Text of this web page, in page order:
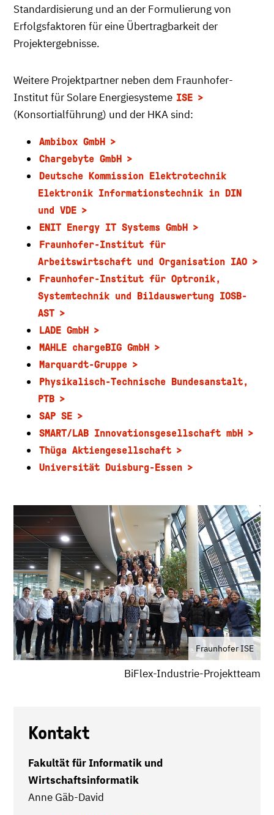
Standardisierung und an der Formulierung von
Erfolgsfaktoren für eine Übertragbarkeit der
Projektergebnisse.
Weitere Projektpartner neben dem Fraunhofer-
Institut für Solare Energiesysteme ISE
(Konsortialführung) und der HKA sind:
Ambibox GmbH
Chargebyte GmbH
Deutsche Kommission Elektrotechnik
Elektronik Informationstechnik in DIN
und VDE
ENIT Energy IT Systems GmbH
Fraunhofer-Institut für
Arbeitswirtschaft und Organisation IAO
Fraunhofer-Institut für Optronik,
Systemtechnik und Bildauswertung IOSB-
AST
LADE GmbH
MAHLE chargeBIG GmbH
Marquardt-Gruppe
Physikalisch-Technische Bundesanstalt,
PTB
SAP SE
SMART/LAB Innovationsgesellschaft mbH
Thüga Aktiengesellschaft
Universität Duisburg-Essen
Fraunhofer ISE
BiFlex-Industrie-Projektteam
Kontakt
Fakultät für Informatik und
Wirtschaftsinformatik
Anne Gäb-David